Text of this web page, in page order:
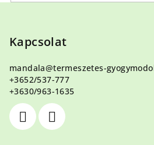
Kapcsolat
mandala@termeszetes-
+3652/537-777
+3630/963-1635